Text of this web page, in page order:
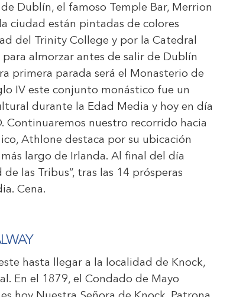
Dublín, el famoso Temple Bar, Merrion
ciudad están pintadas de colores
del Trinity College y por la Catedral
almorzar antes de salir de Dublín
primera parada será el Monasterio de
IV este conjunto monástico fue un
durante la Edad Media y hoy en día
Continuaremos nuestro recorrido hacia
Athlone destaca por su ubicación
largo de Irlanda. Al final del día
las Tribus”, tras las 14 prósperas
Cena.
hasta llegar a la localidad de Knock,
En el 1879, el Condado de Mayo